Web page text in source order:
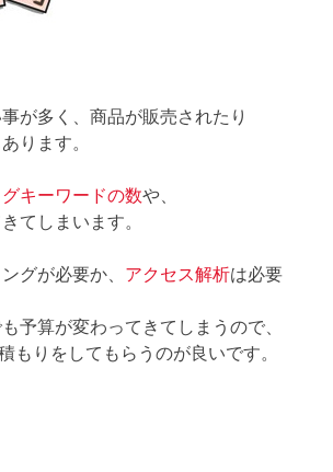
が多く、商品が販売されたり
ります。
キーワードの数や、
てしまいます。
グが必要か、 アクセス解析は必要
予算が変わってきてしまうので、
もりをしてもらうのが良いです。